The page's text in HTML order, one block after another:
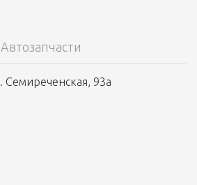
Автозапчасти
Семиреченская, 93а